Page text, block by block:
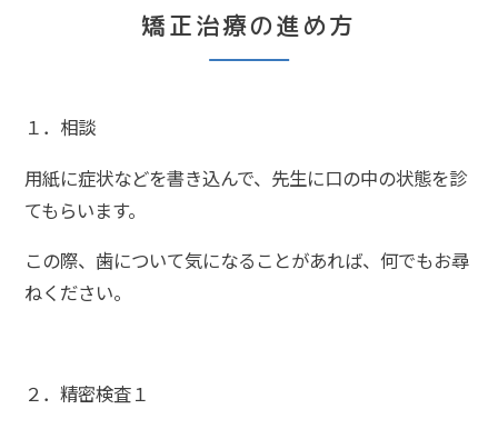
矯正治療の進め方
１．相談
用紙に症状などを書き込んで、先生に口の中の状態を診
てもらいます。
この際、歯について気になることがあれば、何でもお尋
ねください。
２．精密検査１